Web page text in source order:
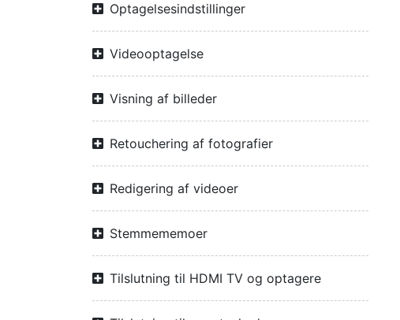
Optagelsesindstillinger
Videooptagelse
Visning af billeder
Retouchering af fotografier
Redigering af videoer
Stemmememoer
Tilslutning til HDMI TV og optagere